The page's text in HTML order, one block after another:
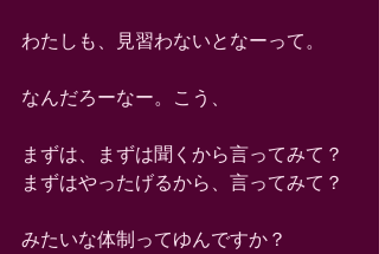
わたしも、見習わないとなーって。
なんだろーなー。こう、
まずは、まずは聞くから言ってみて？
まずはやったげるから、言ってみて？
みたいな体制ってゆんですか？